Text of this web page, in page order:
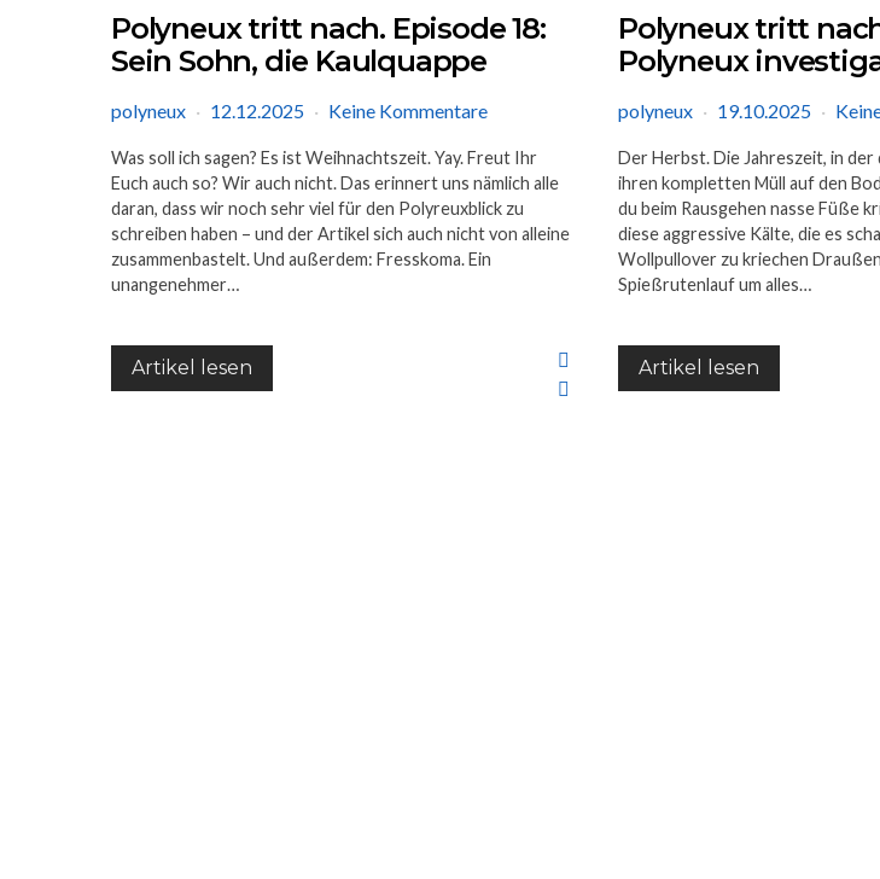
Polyneux tritt nach. Episode 18:
Sein Sohn, die Kaulquappe
polyneux 12.12.2025 Keine Kommentare
Was soll ich sagen? Es ist Weihnachtszeit. Yay. Freut Ihr
Euch auch so? Wir auch nicht. Das erinnert uns nämlich alle
daran, dass wir noch sehr viel für den Polyreuxblick zu
schreiben haben – und der Artikel sich auch nicht von alleine
zusammenbastelt. Und außerdem: Fresskoma. Ein
unangenehmer…
Artikel lesen
Polyneux tritt
Polyneux
polyneux 19.10.2025
Der Herbst. Die Jahreszeit, in
ihren kompletten Müll auf den
du beim Rausgehen nasse Füße
diese aggressive Kälte, die es
Wollpullover zu kriechen Draußen
Spießrutenlauf um alles…
Artikel lesen